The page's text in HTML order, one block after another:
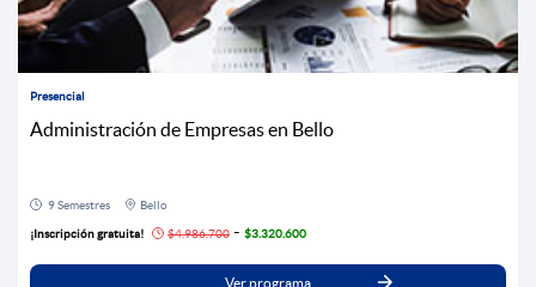
Presencial
Administración de Empresas en Bello
9 Semestres Bello
¡Inscripción gratuita! $4.986.700 - $3.320.600
Ver programa